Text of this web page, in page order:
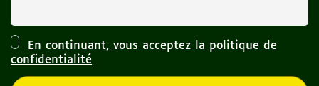
En continuant, vous acceptez la politique de
confidentialité